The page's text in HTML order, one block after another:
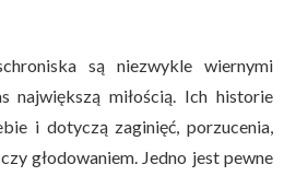
są niezwykle wiernymi
największą miłością. Ich historie
i dotyczą zaginięć, porzucenia,
głodowaniem. Jedno jest pewne